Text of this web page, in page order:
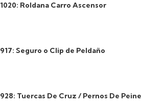
1020: Roldana Carro Ascensor
917: Seguro o Clip de Peldaño
928: Tuercas De Cruz / Pernos De